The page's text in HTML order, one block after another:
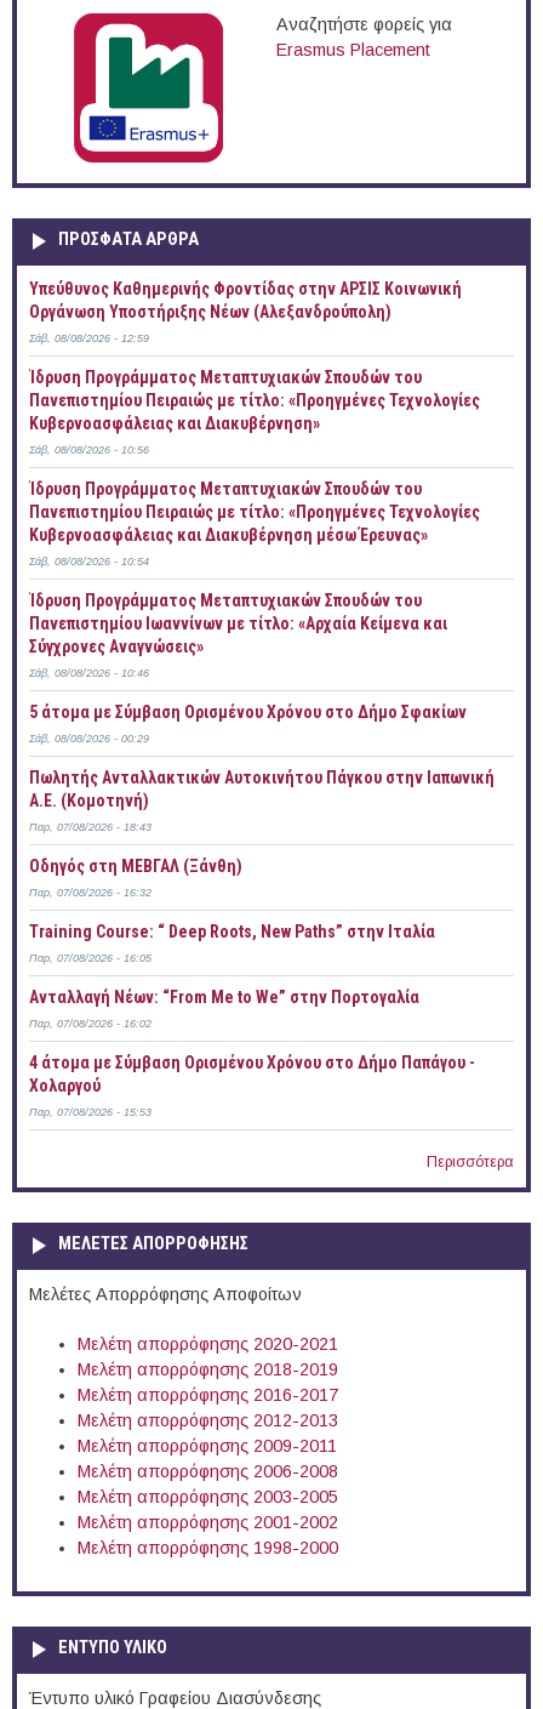
Αναζητήστε φορείς για
Erasmus Placement
ΠΡOΣΦΑΤΑ AΡΘΡΑ
Yπεύθυνος Καθημερινής Φροντίδας στην ΑΡΣΙΣ Κοινωνική
Οργάνωση Υποστήριξης Νέων (Αλεξανδρούπολη)
Σάβ, 08/08/2026 - 12:59
Ίδρυση Προγράμματος Μεταπτυχιακών Σπουδών του
Πανεπιστημίου Πειραιώς με τίτλο: «Προηγμένες Τεχνολογίες
Κυβερνοασφάλειας και Διακυβέρνηση»
Σάβ, 08/08/2026 - 10:56
Ίδρυση Προγράμματος Μεταπτυχιακών Σπουδών του
Πανεπιστημίου Πειραιώς με τίτλο: «Προηγμένες Τεχνολογίες
Κυβερνοασφάλειας και Διακυβέρνηση μέσω Έρευνας»
Σάβ, 08/08/2026 - 10:54
Ίδρυση Προγράμματος Μεταπτυχιακών Σπουδών του
Πανεπιστημίου Ιωαννίνων με τίτλο: «Αρχαία Κείμενα και
Σύγχρονες Αναγνώσεις»
Σάβ, 08/08/2026 - 10:46
5 άτομα με Σύμβαση Ορισμένου Χρόνου στο Δήμο Σφακίων
Σάβ, 08/08/2026 - 00:29
Πωλητής Ανταλλακτικών Αυτοκινήτου Πάγκου στην Ιαπωνική
Α.Ε. (Κομοτηνή)
Παρ, 07/08/2026 - 18:43
Οδηγός στη ΜΕΒΓΑΛ (Ξάνθη)
Παρ, 07/08/2026 - 16:32
Training Course: “ Deep Roots, New Paths” στην Ιταλία
Παρ, 07/08/2026 - 16:05
Ανταλλαγή Νέων: “From Me to We” στην Πορτογαλία
Παρ, 07/08/2026 - 16:02
4 άτομα με Σύμβαση Ορισμένου Χρόνου στο Δήμο Παπάγου -
Χολαργού
Παρ, 07/08/2026 - 15:53
Περισσότερα
ΜΕΛΕΤΕΣ ΑΠΟΡΡΟΦΗΣΗΣ
Μελέτες Απορρόφησης Αποφοίτων
Μελέτη απορρόφησης 2020-2021
Μελέτη απορρόφησης 2018-2019
Μελέτη απορρόφησης 2016-2017
Μελέτη απορρόφησης 2012-2013
Μελέτη απορρόφησης 2009-2011
Μελέτη απορρόφησης 2006-2008
Μελέτη απορρόφησης 2003-2005
Μελέτη απορρόφησης 2001-2002
Μελέτη απορρόφησης 1998-2000
ΕΝΤΥΠΟ ΥΛΙΚΟ
Έντυπο υλικό Γραφείου Διασύνδεσης